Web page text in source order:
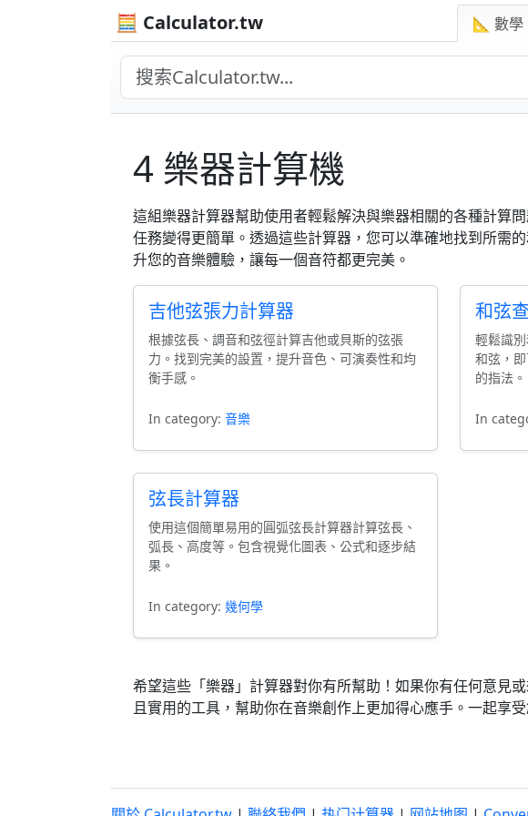
🧮 Calculator.tw 📐 數學
4 樂器計算機
這組樂器計算器幫助使用者輕鬆解決與樂器相關的各種計算
任務變得更簡單。透過這些計算器，您可以準確地找到所需
升您的音樂體驗，讓每一個音符都更完美。
吉他弦張力計算器
根據弦長、調音和弦徑計算吉他或貝斯的弦張
力。找到完美的設置，提升音色、可演奏性和均
衡手感。
In category: 音樂
和弦
輕鬆識
和弦，
的指法。
In
弦長計算器
使用這個簡單易用的圓弧弦長計算器計算弦長、
弧長、高度等。包含視覺化圖表、公式和逐步結
果。
In category: 幾何學
希望這些「樂器」計算器對你有所幫助！如果你有任何意見
且實用的工具，幫助你在音樂創作上更加得心應手。一起享受